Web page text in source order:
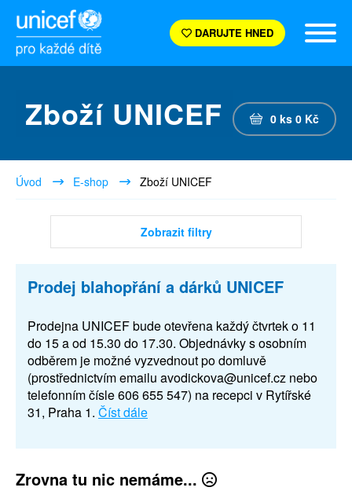
DARUJTE HNED
Zboží UNICEF 0 ks 0 Kč
Úvod E-shop Zboží UNICEF
Zobrazit filtry
Prodej blahopřání a dárků UNICEF
Prodejna UNICEF bude otevřena každý čtvrtek o 11
do 15 a od 15.30 do 17.30. Objednávky s osobním
odběrem je možné vyzvednout po domluvě
(prostřednictvím emailu avodickova@unicef.cz nebo
telefonním čísle 606 655 547) na recepci v Rytířské
31, Praha 1. Číst dále
Zrovna tu nic nemáme...